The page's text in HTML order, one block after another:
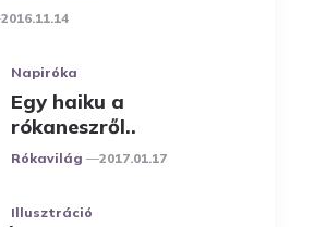
2016.11.14
Napiróka
Egy haiku a
rókaneszről..
Posted
Rókavilág 2017.01.17
Illusztráció